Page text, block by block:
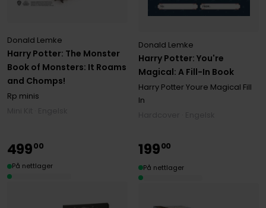
Harry Potter: The Monster
Book of Monsters: It Roams
and Chomps!
Donald Lemke
Rp minis
Harry Potter: You're
Magical: A Fill-In Book
Donald Lemke
Harry Potter Youre Magical Fill
In
49900
På nettlager
19900
På nettlager